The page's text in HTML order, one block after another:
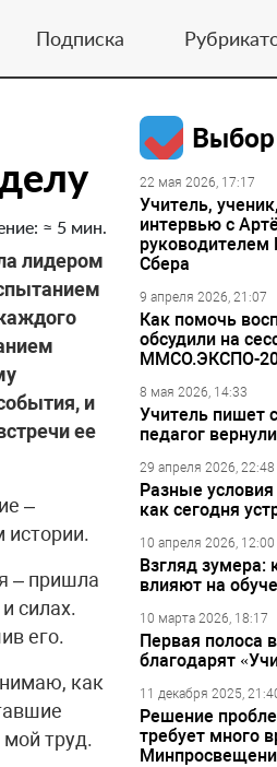
Подписка
≈ 5 мин.
лидером
и
ее
–
истории.
– пришла
силах.
его.
как
труд.
Выбор
22 мая 2026, 17:17
Учитель,
интервью с
руководителем
Сбера
9 апреля 2026, 21:07
Как помочь
обсудили на
ММСО.ЭКСПО-
8 мая 2026, 14:33
Учитель пишет
педагог
29 апреля 2026, 22:48
Разные
как сегодня
10 апреля 2026, 12:00
Взгляд зумера:
влияют на
10 марта 2026, 18:17
Первая полоса
благодарят
11 декабря 2025,
Решение
требует много